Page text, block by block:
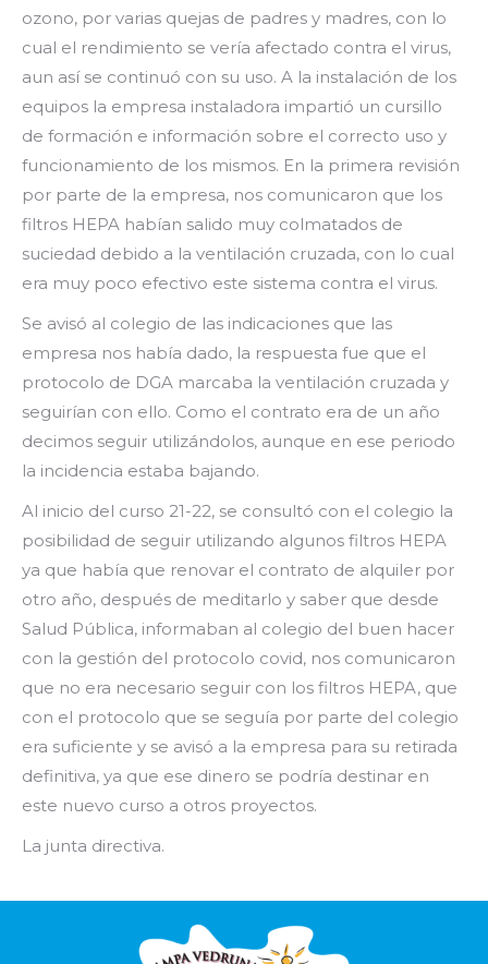
ozono, por varias quejas de padres y madres, con lo
cual el rendimiento se vería afectado contra el virus,
aun así se continuó con su uso. A la instalación de los
equipos la empresa instaladora impartió un cursillo
de formación e información sobre el correcto uso y
funcionamiento de los mismos. En la primera revisión
por parte de la empresa, nos comunicaron que los
filtros HEPA habían salido muy colmatados de
suciedad debido a la ventilación cruzada, con lo cual
era muy poco efectivo este sistema contra el virus.
Se avisó al colegio de las indicaciones que las
empresa nos había dado, la respuesta fue que el
protocolo de DGA marcaba la ventilación cruzada y
seguirían con ello. Como el contrato era de un año
decimos seguir utilizándolos, aunque en ese periodo
la incidencia estaba bajando.
Al inicio del curso 21-22, se consultó con el colegio la
posibilidad de seguir utilizando algunos filtros HEPA
ya que había que renovar el contrato de alquiler por
otro año, después de meditarlo y saber que desde
Salud Pública, informaban al colegio del buen hacer
con la gestión del protocolo covid, nos comunicaron
que no era necesario seguir con los filtros HEPA, que
con el protocolo que se seguía por parte del colegio
era suficiente y se avisó a la empresa para su retirada
definitiva, ya que ese dinero se podría destinar en
este nuevo curso a otros proyectos.
La junta directiva.